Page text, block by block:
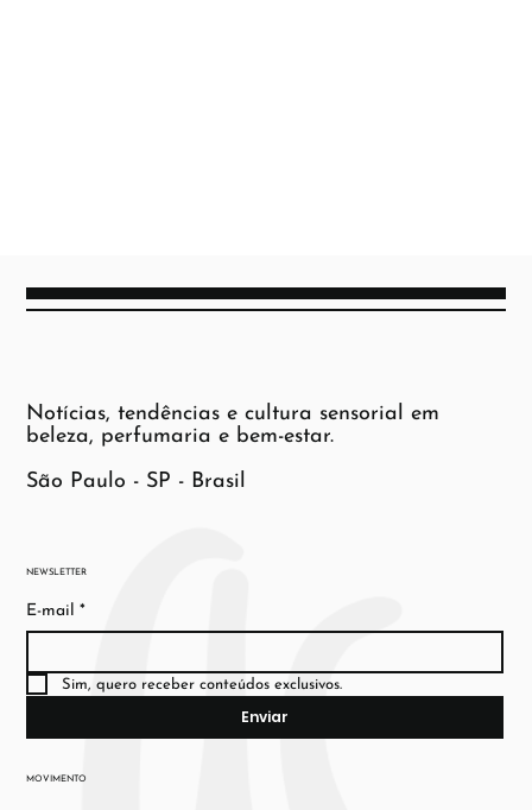
NEWSLETTER
E-mail *
Sim, quero receber conteúdos exclusivos.
Enviar
MOVIMENTO
Notícias, tendências e cultura sensorial em
beleza, perfumaria e bem-estar.
São Paulo - SP - Brasil